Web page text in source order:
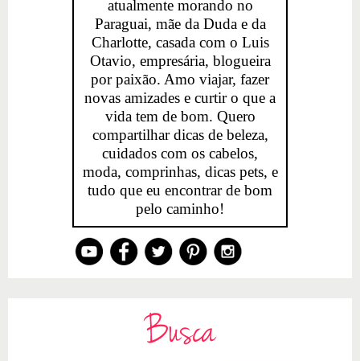
atualmente morando no
Paraguai, mãe da Duda e da
Charlotte, casada com o Luis
Otavio, empresária, blogueira
por paixão. Amo viajar, fazer
novas amizades e curtir o que a
vida tem de bom. Quero
compartilhar dicas de beleza,
cuidados com os cabelos,
moda, comprinhas, dicas pets, e
tudo que eu encontrar de bom
pelo caminho!
Busca